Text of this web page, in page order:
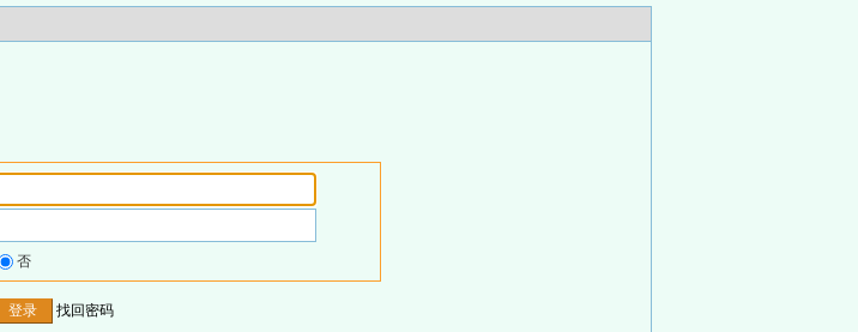
否
找回密码